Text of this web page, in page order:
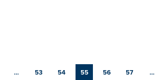
… 53 54 55 56 57 …